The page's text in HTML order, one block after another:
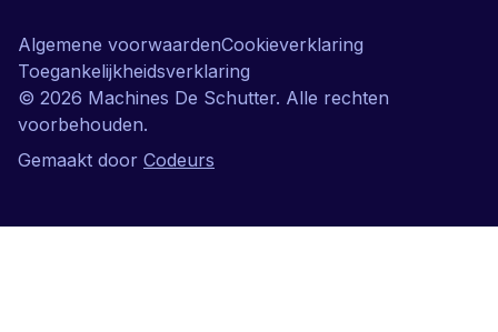
© 2026 Machines De Schutter. Alle rechten
voorbehouden.
Gemaakt door Codeurs
Algemene voorwaardenCookieverklaring
Toegankelijkheidsverklaring